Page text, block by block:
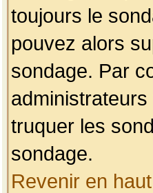
toujours le
pouvez alors
sondage. Par
truquer les
sondage.
Revenir en